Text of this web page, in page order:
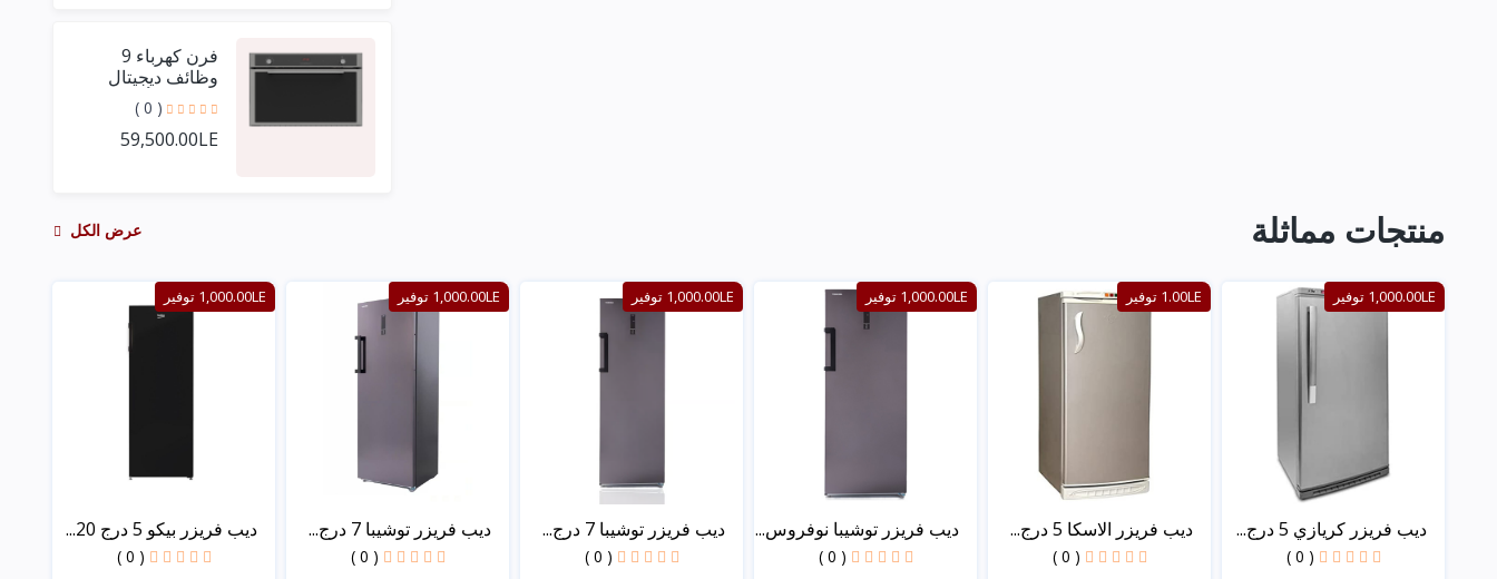
فرن كهرباء 9
وظائف ديجيتال
كريستال أسود مع
+ مروحتين توزيع
( 0 )
59,500.00LE
منتجات مماثلة عرض الكل
1,000.00LE توفير
ديب فريزر كريازي 5 درج...
( 0 )
1.00LE توفير
ديب فريزر الاسكا 5 درج...
( 0 )
1,000.00LE توفير
ديب فريزر توشيبا نوفروس...
( 0 )
1,000.00LE توفير
ديب فريزر توشيبا 7 درج...
( 0 )
1,000.00LE توفير
ديب فريزر توشيبا 7 درج...
( 0 )
1,000.00LE توفير
ديب فريزر بيكو 5 درج 20...
( 0 )